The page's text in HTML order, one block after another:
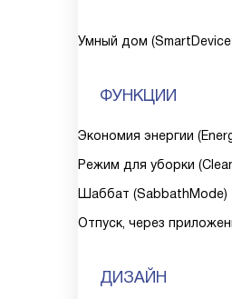
Умный дом
ФУНКЦИИ
Экономия энергии
Режим для уборки
Шаббат (SabbathMode)
Отпуск, через
ДИЗАЙН